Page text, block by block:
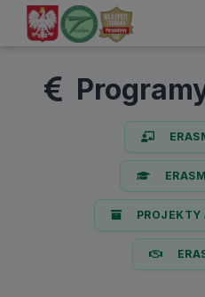
PROJEKTY